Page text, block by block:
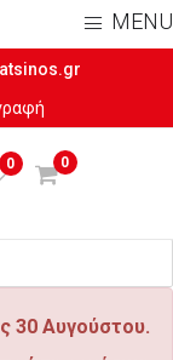
MENU
0
0
30 Αυγούστου.